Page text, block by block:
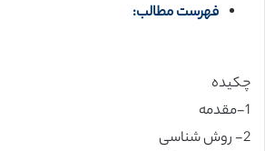
فهرست مطالب:
چکیده
1-مقدمه
2- روش شناسی